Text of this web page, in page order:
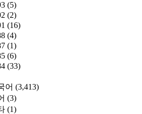
(5)
(2)
(16)
(4)
(1)
(6)
(33)
어 (3,413)
(3)
(1)